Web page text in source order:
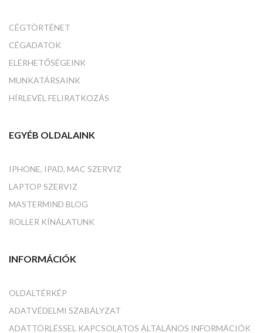
CÉGTÖRTÉNET
CÉGADATOK
ELÉRHETŐSÉGEINK
MUNKATÁRSAINK
HÍRLEVÉL FELIRATKOZÁS
EGYÉB OLDALAINK
IPHONE, IPAD, MAC SZERVIZ
LAPTOP SZERVIZ
MASTERMIND BLOG
ROLLER KÍNÁLATUNK
INFORMÁCIÓK
OLDALTÉRKÉP
ADATVÉDELMI SZABÁLYZAT
ADATTÖRLÉSSEL KAPCSOLATOS ÁLTALÁNOS INFORMÁCIÓK